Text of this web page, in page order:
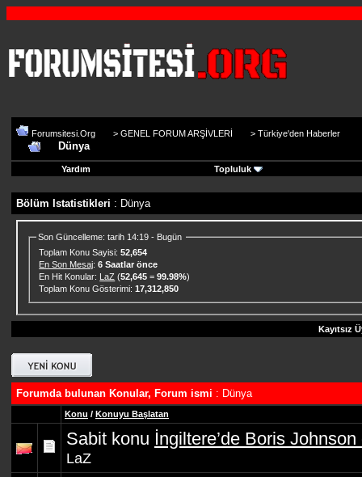
Forumsitesi.Org > GENEL FORUM ARŞİVLERİ > Türkiye'den Haberler
Dünya
Yardım Topluluk
Bölüm Istatistikleri : Dünya
Son Güncelleme: tarih 14:19 - Bugün
Toplam Konu Sayisi:52,654
En Son Mesaj:6 Saatlar önce
En Hit Konular: LaZ (52,645 =99.98%)
Toplam Konu Gösterimi:17,312,850
Kayıtsız
Forumda bulunan Konular, Forum ismi : Dünya
Konu / Konuyu Başlatan
Sabit konu İngiltere’de Boris
LaZ